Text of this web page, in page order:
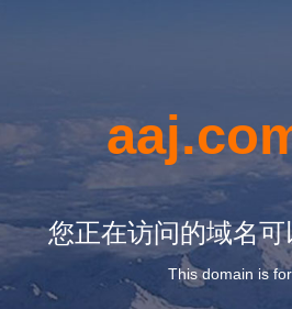
您正在访问的域名可
This domain is